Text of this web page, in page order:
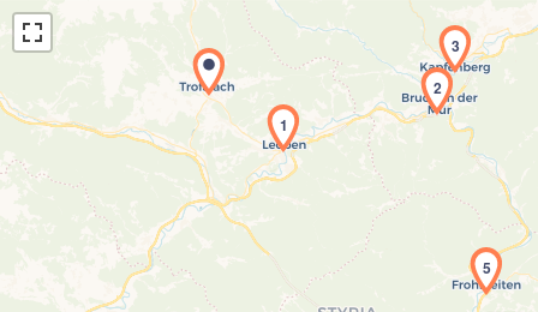
Laden der Karte...
1
2
3
5